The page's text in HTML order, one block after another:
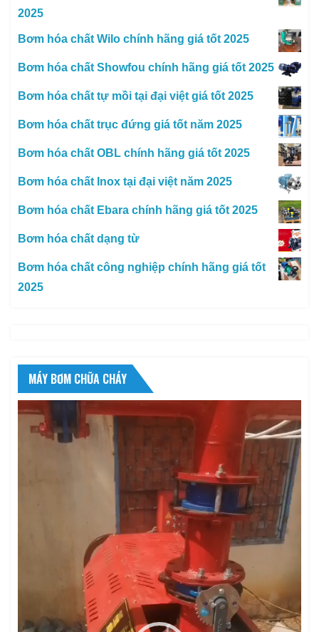
2025
Bơm hóa chất Wilo chính hãng giá tốt 2025
Bơm hóa chất Showfou chính hãng giá tốt 2025
Bơm hóa chất tự mồi tại đại việt giá tốt 2025
Bơm hóa chất trục đứng giá tốt năm 2025
Bơm hóa chất OBL chính hãng giá tốt 2025
Bơm hóa chất Inox tại đại việt năm 2025
Bơm hóa chất Ebara chính hãng giá tốt 2025
Bơm hóa chất dạng từ
Bơm hóa chất công nghiệp chính hãng giá tốt
2025
MÁY BƠM CHỮA CHÁY
Trình
chơi